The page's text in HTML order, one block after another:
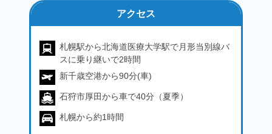
アクセス
札幌駅から北海道医療大学駅で月形当別線バ
スに乗り継いで2時間
新千歳空港から90分(車)
石狩市厚田から車で40分（夏季）
札幌から約1時間